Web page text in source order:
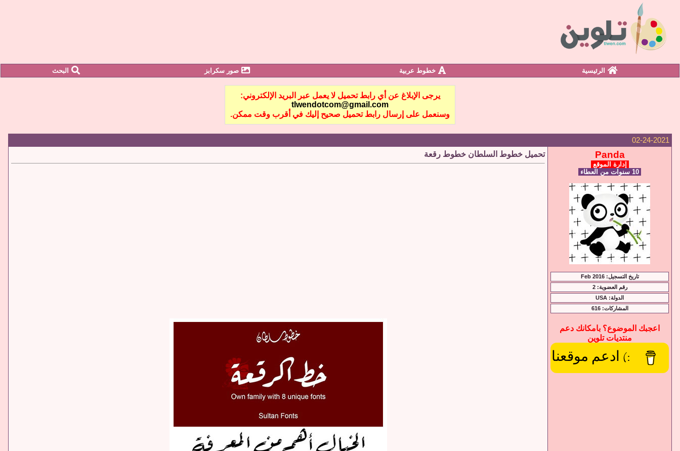
الرئيسية خطوط عربية صور سكرابز البحث
يرجى الإبلاغ عن أي رابط تحميل لا يعمل عبر البريد الإلكتروني:
tlwendotcom@gmail.com
وسنعمل على إرسال رابط تحميل صحيح إليك في أقرب وقت ممكن.
02-24-2021
Panda
إدارة الموقع
تاريخ التسجيل: Feb 2016
رقم العضوية: 2
الدولة: USA
المشاركات: 616
اعجبك الموضوع؟ بامكانك دعم
منتديات تلوين
:) ادعم موقعنا
تحميل خطوط السلطان خطوط رقعة